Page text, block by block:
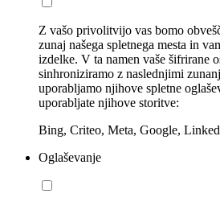
Z vašo privolitvijo vas bomo
zunaj našega spletnega mesta in
izdelke. V ta namen vaše šifrirane
sinhroniziramo z naslednjimi
uporabljamo njihove spletne
uporabljate njihove storitve:
Bing, Criteo, Meta, Google,
Oglaševanje